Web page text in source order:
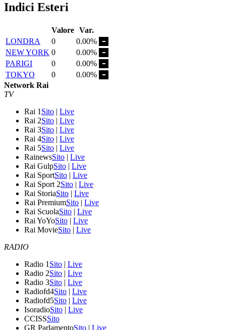
Indici Esteri
Valore Var.
LONDRA
0
0.00%
NEW YORK 0
0.00%
PARIGI
0
0.00%
TOKYO
0
0.00%
Network Rai
TV
Rai 1 Sito | Live
Rai 2Sito | Live
Rai 3Sito | Live
Rai 4Sito | Live
Rai 5Sito | Live
RainewsSito | Live
Rai GulpSito | Live
Rai SportSito | Live
Rai Sport 2Sito | Live
Rai StoriaSito | Live
Rai PremiumSito | Live
Rai ScuolaSito | Live
Rai YoYoSito | Live
Rai MovieSito | Live
RADIO
Radio 1 Sito | Live
Radio 2Sito | Live
Radio 3Sito | Live
Radiofd4Sito | Live
Radiofd5Sito | Live
IsoradioSito | Live
CCISSSito
GR ParlamentoSito | Live